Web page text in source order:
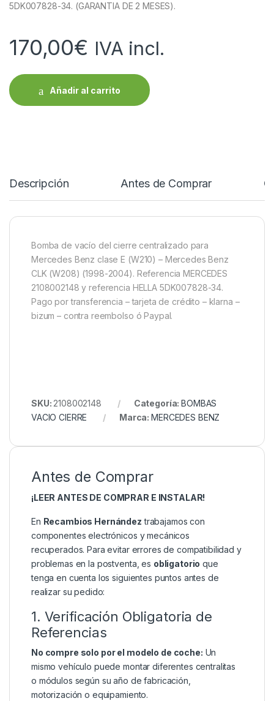
5DK007828-34. (GARANTIA DE 2 MESES).
170,00€ IVA incl.
Añadir al carrito
Descripción Antes de Comprar
Bomba de vacío del cierre centralizado para
Mercedes Benz clase E (W210) – Mercedes Benz
CLK (W208) (1998-2004). Referencia MERCEDES
2108002148 y referencia HELLA 5DK007828-34.
Pago por transferencia – tarjeta de crédito – klarna –
bizum – contra reembolso ó Paypal.
SKU: 2108002148 Categoría:BOMBAS
VACIO CIERRE
Marca:MERCEDES BENZ
Antes de Comprar
¡LEER ANTES DE COMPRAR E INSTALAR!
En Recambios Hernández trabajamos con
componentes electrónicos y mecánicos
recuperados. Para evitar errores de compatibilidad y
problemas en la postventa, es obligatorio que
tenga en cuenta los siguientes puntos antes de
realizar su pedido:
1. Verificación Obligatoria de
Referencias
No compre solo por el modelo de coche: Un
mismo vehículo puede montar diferentes centralitas
o módulos según su año de fabricación,
motorización o equipamiento.